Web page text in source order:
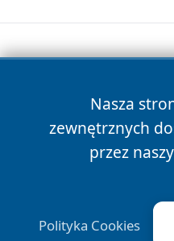
Nasza
zewnętrznych
przez
Polityka Cookies